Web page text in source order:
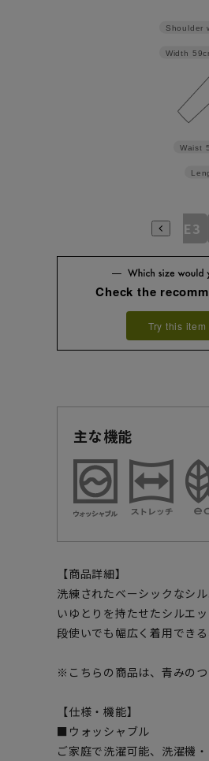
Waist
Width
Shoulder
AB8 BE3
Check the
Try this item
主な機能
【商品詳細】
洗練されたベーシックなシ
いゆとりを持たせたシルエ
段使いでも幅広く着用でき
※こちらの商品は、青みのつ
【仕様・機能】
■ウォッシャブル
ご家庭で洗濯可能、洗濯機